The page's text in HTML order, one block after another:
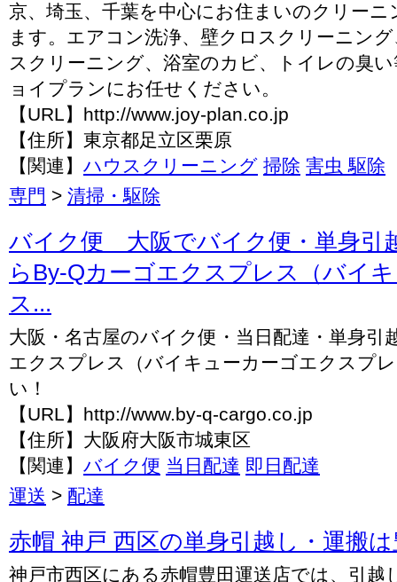
京、埼玉、千葉を中心にお住まいのクリー
ます。エアコン洗浄、壁クロスクリーニン
スクリーニング、浴室のカビ、トイレの臭
ョイプランにお任せください。
【URL】http://www.joy-plan.co.jp
【住所】東京都足立区栗原
【関連】 ハウスクリーニング 掃除 害虫 駆除
専門 > 清掃・駆除
バイク便 大阪でバイク便・単身引
らBy-Qカーゴエクスプレス（バイ
ス...
大阪・名古屋のバイク便・当日配達・単身引
エクスプレス（バイキューカーゴエクスプ
い！
【URL】http://www.by-q-cargo.co.jp
【住所】大阪府大阪市城東区
【関連】 バイク便 当日配達 即日配達
運送 > 配達
赤帽 神戸 西区の単身引越し・運搬
神戸市西区にある赤帽豊田運送店では、引越